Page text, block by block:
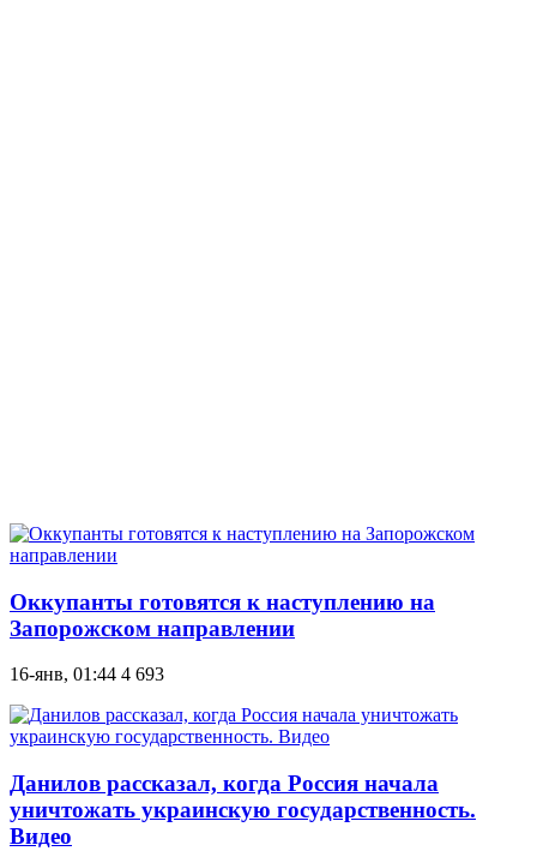
Оккупанты готовятся к наступлению на
Запорожском направлении
16-янв, 01:44 4 693
Данилов рассказал, когда Россия начала
уничтожать украинскую государственность.
Видео